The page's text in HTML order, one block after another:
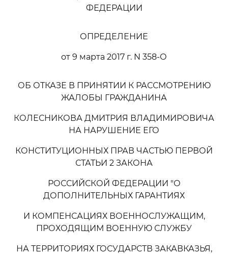
ФЕДЕРАЦИИ
ОПРЕДЕЛЕНИЕ
от 9 марта 2017 г. N 358-О
ОБ ОТКАЗЕ В ПРИНЯТИИ К РАССМОТРЕНИЮ
ЖАЛОБЫ ГРАЖДАНИНА
КОЛЕСНИКОВА ДМИТРИЯ ВЛАДИМИРОВИЧА
НА НАРУШЕНИЕ ЕГО
КОНСТИТУЦИОННЫХ ПРАВ ЧАСТЬЮ ПЕРВОЙ
СТАТЬИ 2 ЗАКОНА
РОССИЙСКОЙ ФЕДЕРАЦИИ "О
ДОПОЛНИТЕЛЬНЫХ ГАРАНТИЯХ
И КОМПЕНСАЦИЯХ ВОЕННОСЛУЖАЩИМ,
ПРОХОДЯЩИМ ВОЕННУЮ СЛУЖБУ
НА ТЕРРИТОРИЯХ ГОСУДАРСТВ ЗАКАВКАЗЬЯ,